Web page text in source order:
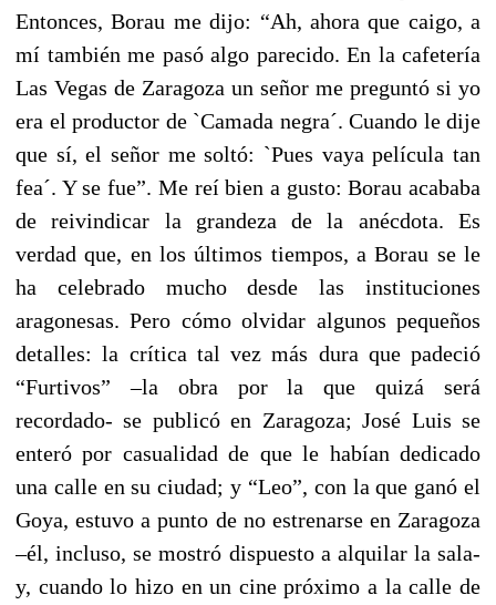
Entonces, Borau me dijo: “Ah, ahora que caigo, a
mí también me pasó algo parecido. En la cafetería
Las Vegas de Zaragoza un señor me preguntó si yo
era el productor de `Camada negra´. Cuando le dije
que sí, el señor me soltó: `Pues vaya película tan
fea´. Y se fue”. Me reí bien a gusto: Borau acababa
de reivindicar la grandeza de la anécdota. Es
verdad que, en los últimos tiempos, a Borau se le
ha celebrado mucho desde las instituciones
aragonesas. Pero cómo olvidar algunos pequeños
detalles: la crítica tal vez más dura que padeció
“Furtivos” –la obra por la que quizá será
recordado- se publicó en Zaragoza; José Luis se
enteró por casualidad de que le habían dedicado
una calle en su ciudad; y “Leo”, con la que ganó el
Goya, estuvo a punto de no estrenarse en Zaragoza
–él, incluso, se mostró dispuesto a alquilar la sala-
y, cuando lo hizo en un cine próximo a la calle de